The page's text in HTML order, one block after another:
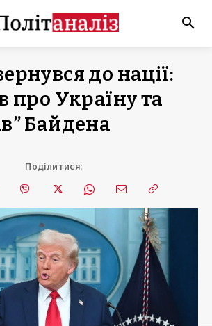
до нації:
про Україну та
Байдена
Поділитися: